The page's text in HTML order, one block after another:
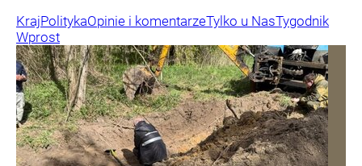
KrajPolitykaOpinie i komentarzeTylko u NasTygodnik
Wprost